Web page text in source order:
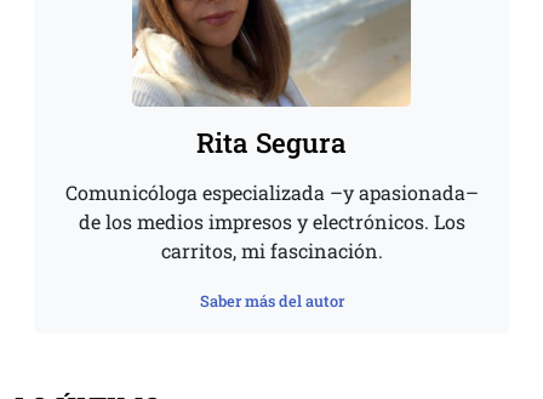
Rita Segura
Comunicóloga especializada –y apasionada–
de los medios impresos y electrónicos. Los
carritos, mi fascinación.
Saber más del autor